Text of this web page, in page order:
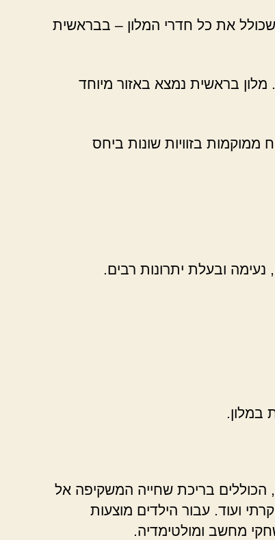
שכולל את כל חדרי המלון – בבראשית
בראשית נמצא באזור מיוחד
ממוקמות בזוויות שונות ביחס
ובעלת יתרונות רבים.
במלון.
הכוללים בריכת שחייה המשקיפה אל
ועוד. עבור הילדים מוצעות
מחשב ומולטימדיה.